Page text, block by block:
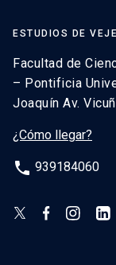
ESTUDIOS DE
Facultad de
– Pontificia
Joaquín Av.
¿Cómo llegar?
phone 939184060